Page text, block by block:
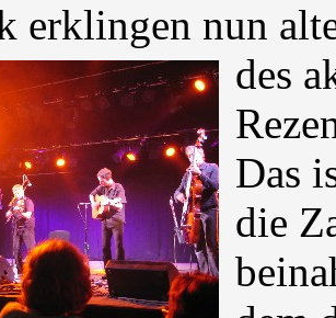
erklingen nun
des
Das
die